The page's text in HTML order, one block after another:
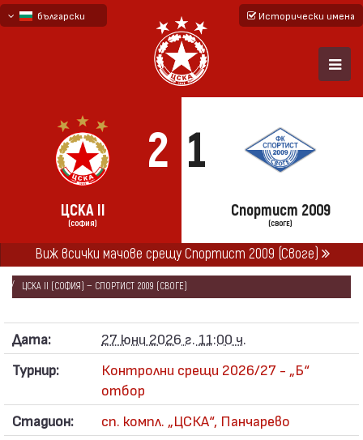
български
Исторически имена
2 1
ЦСКА II
(СОФИЯ)
Спортист 2009
(СВОГЕ)
Виж всички мачове срещу Спортист 2009 (Своге)
НАЧАЛО СЕЗОНИ 2026/27
КОНТРОЛНИ СРЕЩИ 2026/27 - „Б“ ОТБОР
ЦСКА II (СОФИЯ) — СПОРТИСТ 2009 (СВОГЕ)
Дата:
27 юни 2026 г. 11:00 ч.
Турнир:
Контролни срещи 2026/27 - „Б“
отбор
Стадион:
сп. компл. „ЦСКА“, Панчарево